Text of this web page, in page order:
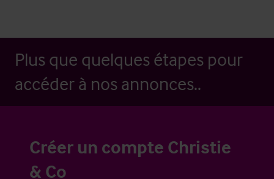
Plus que quelques étapes pour
accéder à nos annonces..
Créer un compte Christie
& Co